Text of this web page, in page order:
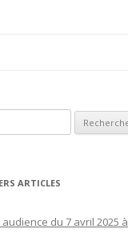
ARTICLES
du 7 avril 2025 à